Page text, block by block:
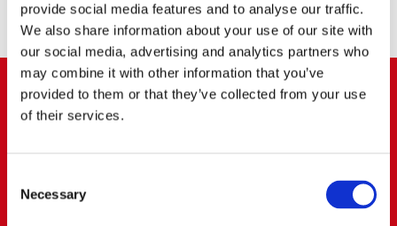
provide social media features and to analyse our traffic.
We also share information about your use of our site with
our social media, advertising and analytics partners who
may combine it with other information that you’ve
provided to them or that they’ve collected from your use
of their services.
Selection
Necessary
ARROYOMOLINOS